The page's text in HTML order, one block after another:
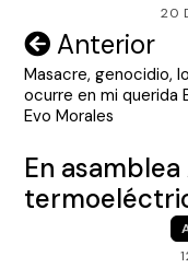
20
Navegación
de
entradas
Anterior
Masacre, genocidio,
ocurre en mi querida
Evo Morales
En